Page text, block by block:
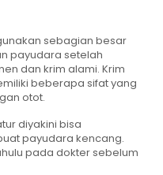
sebagian besar
payudara setelah
dan krim alami. Krim
beberapa sifat yang
otot.
diyakini bisa
payudara kencang.
pada dokter sebelum